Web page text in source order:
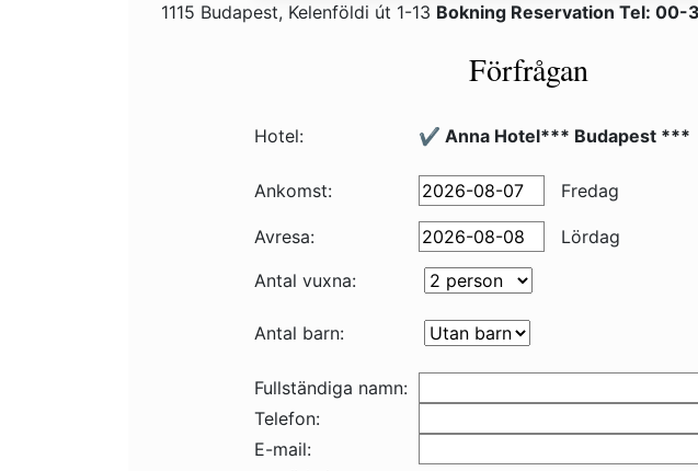
1115 Budapest, Kelenföldi út 1-13 Bokning Reservation Tel:
Förfrågan
Hotel: ✔️ Anna Hotel*** Budapest ***
Ankomst: Fredag
Avresa:
Lördag
Antal vuxna:
Antal barn:
Fullständiga namn:
Telefon:
E-mail: